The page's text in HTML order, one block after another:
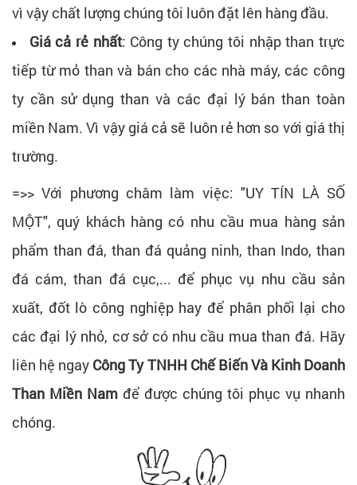
vì vậy chất lượng chúng tôi luôn đặt lên hàng đầu.
Giá cả rẻ nhất: Công ty chúng tôi nhập than trực
tiếp từ mỏ than và bán cho các nhà máy, các công
ty cần sử dụng than và các đại lý bán than toàn
miền Nam. Vì vậy giá cả sẽ luôn rẻ hơn so với giá thị
trường.
=>> Với phương châm làm việc: "UY TÍN LÀ SỐ
MỘT", quý khách hàng có nhu cầu mua hàng sản
phẩm than đá, than đá quảng ninh, than Indo, than
đá cám, than đá cục,... để phục vụ nhu cầu sản
xuất, đốt lò công nghiệp hay để phân phối lại cho
các đại lý nhỏ, cơ sở có nhu cầu mua than đá. Hãy
liên hệ ngay Công Ty TNHH Chế Biến Và Kinh Doanh
Than Miền Nam để được chúng tôi phục vụ nhanh
chóng.